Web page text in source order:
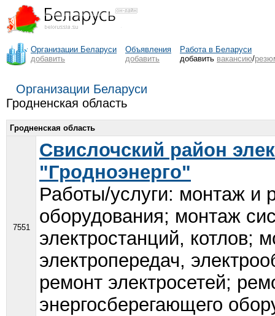
Организации Беларуси
добавить
Объявления
добавить
Работа в Беларуси
добавить вакансию/
Организации Беларуси
Гродненская область
Гродненская область
7551
Свислочский район
"Гродноэнерго"
Работы/услуги: монтаж и
оборудования; монтаж
электростанций, котлов;
электропередач,
ремонт электросетей;
энергосберегающего